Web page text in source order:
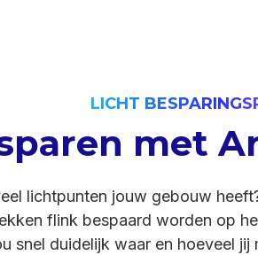
LICHT
met
lichtpunten jouw gebouw
flink bespaard worden op
snel duidelijk waar en hoeveel